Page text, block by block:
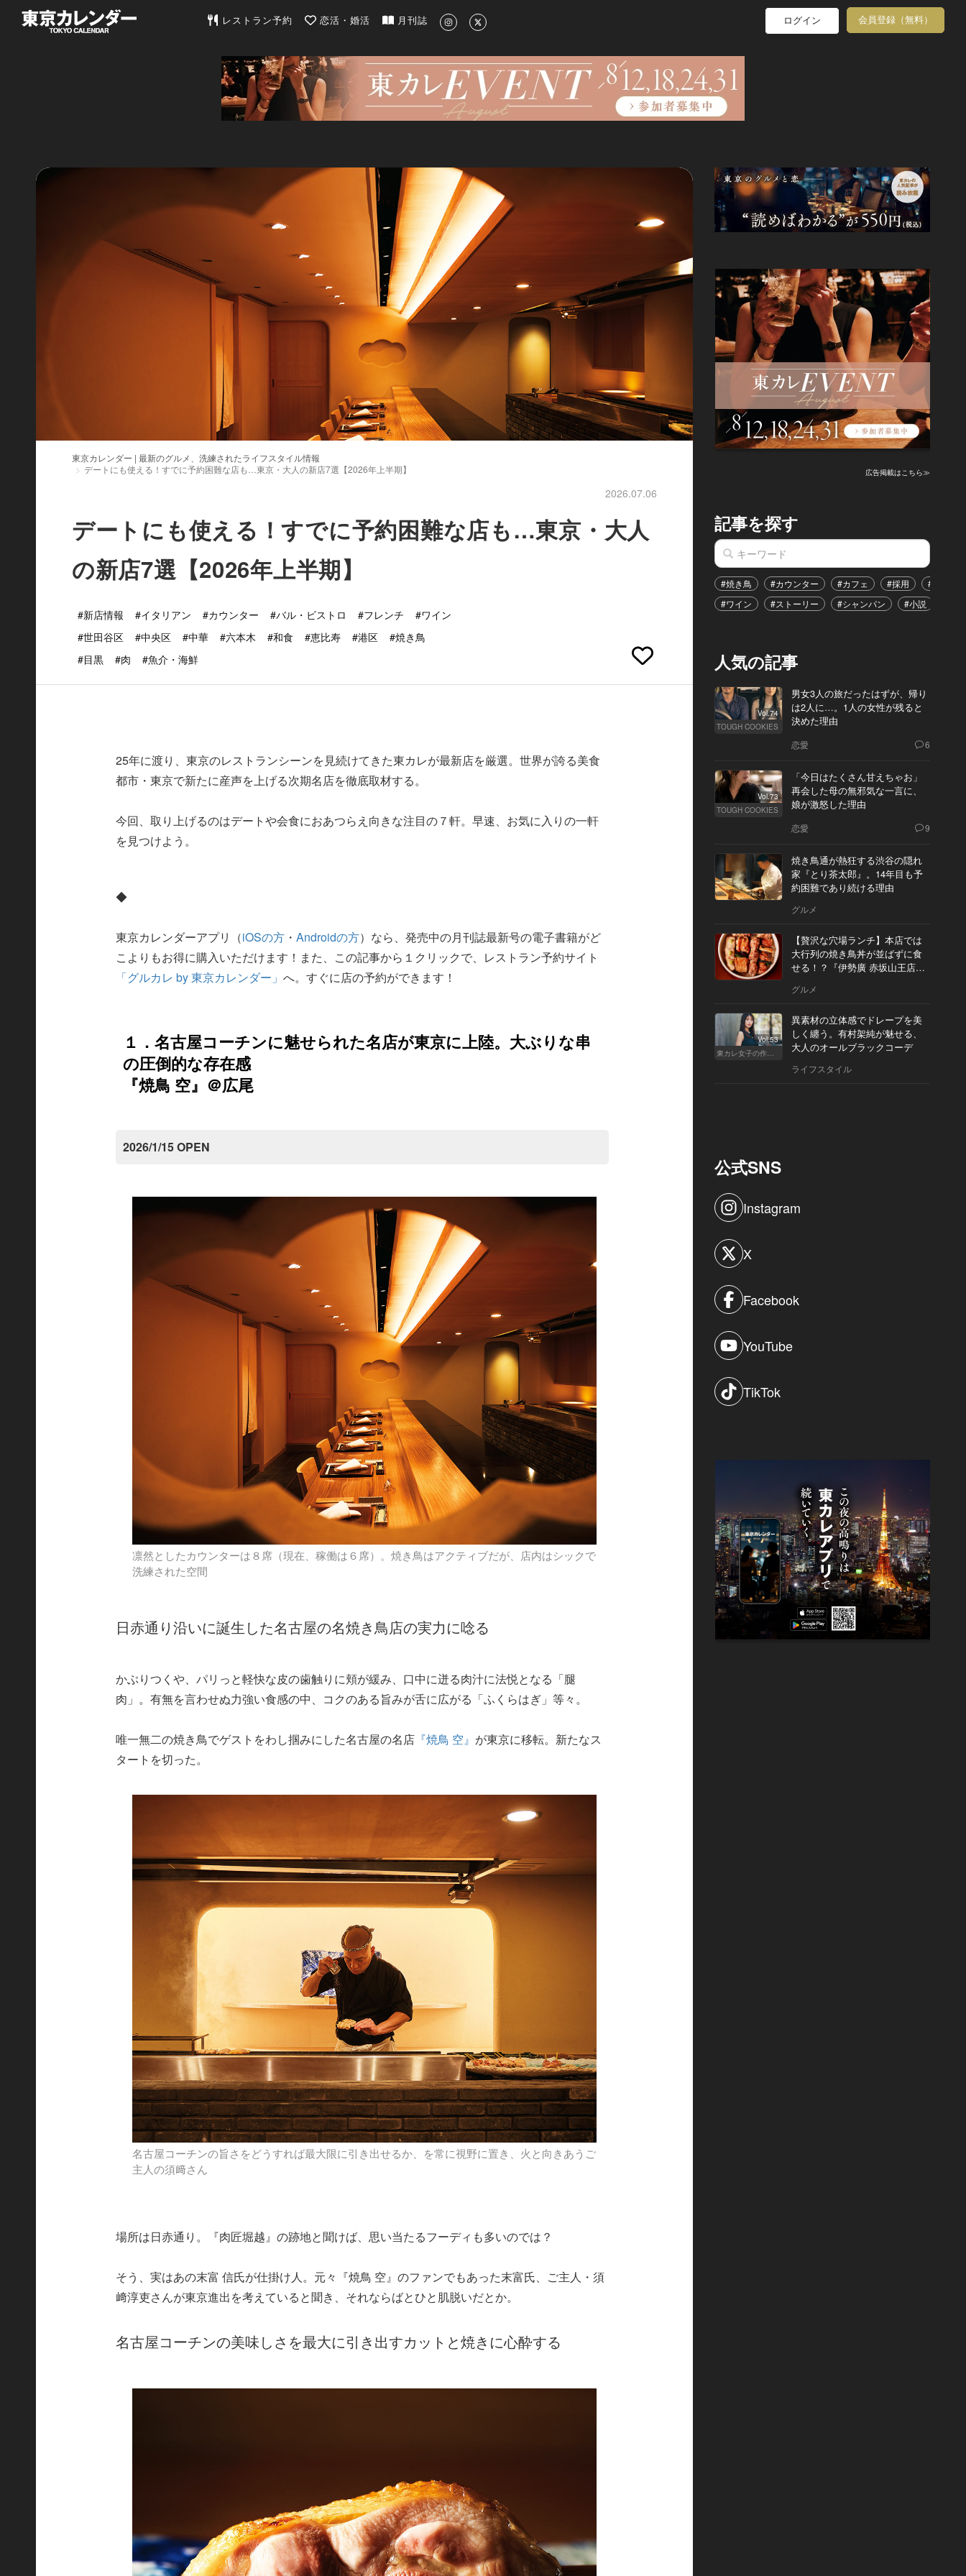
東京カレンダー | 最新のグルメ、洗練されたライフスタイル情報
レストラン予約 恋活・婚活 月刊誌 ログイン 会員登録（無料）
東京カレンダー | 最新のグルメ、洗練されたライフスタイル情報
デートにも使える！すでに予約困難な店も…東京・大人の新店7選【2026年上半期】
2026.07.06
デートにも使える！すでに予約困難な店も…東京・大人
の新店7選【2026年上半期】
#新店情報 #イタリアン #カウンター #バル・ビストロ #フレンチ
#ワイン
#世田谷区
#中央区 #中華 #六本木 #和食 #恵比寿 #港区
#焼き鳥
#目黒
#肉 #魚介・海鮮
25年に渡り、東京のレストランシーンを見続けてきた東カレが最新店を厳選。世界が誇る美食
都市・東京で新たに産声を上げる次期名店を徹底取材する。
今回、取り上げるのはデートや会食におあつらえ向きな注目の７軒。早速、お気に入りの一軒
を見つけよう。
◆
東京カレンダーアプリ（iOSの方 ・Androidの方）なら、発売中の月刊誌最新号の電子書籍がど
こよりもお得に購入いただけます！また、この記事から１クリックで、レストラン予約サイト
「グルカレ by 東京カレンダー」へ。すぐに店の予約ができます！
１．名古屋コーチンに魅せられた名店が東京に上陸。大ぶりな串
の圧倒的な存在感
『焼鳥 空』＠広尾
2026/1/15 OPEN
凛然としたカウンターは８席（現在、稼働は６席）。焼き鳥はアクティブだが、店内はシックで
洗練された空間
日赤通り沿いに誕生した名古屋の名焼き鳥店の実力に唸る
かぶりつくや、パリっと軽快な皮の歯触りに頬が緩み、口中に迸る肉汁に法悦となる「腿
肉」。有無を言わせぬ力強い食感の中、コクのある旨みが舌に広がる「ふくらはぎ」等々。
唯一無二の焼き鳥でゲストをわし掴みにした名古屋の名店 『焼鳥 空』 が東京に移転。新たなス
タートを切った。
名古屋コーチンの旨さをどうすれば最大限に引き出せるか、を常に視野に置き、火と向きあうご
主人の須﨑さん
場所は日赤通り。『肉匠堀越』の跡地と聞けば、思い当たるフーディも多いのでは？
そう、実はあの末富 信氏が仕掛け人。元々『焼鳥 空』のファンでもあった末富氏、ご主人・須
﨑淳吏さんが東京進出を考えていると聞き、それならばとひと肌脱いだとか。
名古屋コーチンの美味しさを最大に引き出すカットと焼きに心酔する
広告掲載はこちら≫
記事を探す
#焼き鳥 #カウンター #カフェ #採用
#恋愛
#ワイン
#ストーリー #シャンパン #小説
人気の記事
Vol.74
TOUGH COOKIES
男女3人の旅だったはずが、帰り
は2人に…。1人の女性が残ると
決めた理由
恋愛 6
Vol.73
TOUGH COOKIES
「今日はたくさん甘えちゃお」
再会した母の無邪気な一言に、
娘が激怒した理由
恋愛 9
焼き鳥通が熱狂する渋谷の隠れ
家『とり茶太郎』。14年目も予
約困難であり続ける理由
グルメ
【贅沢な穴場ランチ】本店では
大行列の焼き鳥丼が並ばずに食
せる！？『伊勢廣 赤坂山王店』
グルメ
Vol.53
東カレ女子の作り方
異素材の立体感でドレープを美
しく纏う。有村架純が魅せる、
大人のオールブラックコーデ
ライフスタイル
公式SNS
Instagram
X
Facebook
YouTube
TikTok